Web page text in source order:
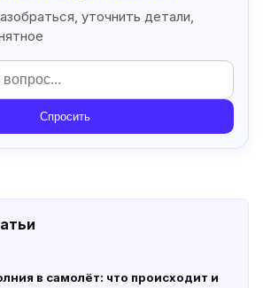
уточнить детали,
Спросить
в самолёт: что происходит и